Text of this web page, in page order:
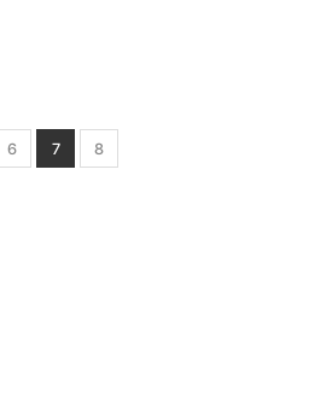
6
페이지 열린
7
페이지
8
페이지